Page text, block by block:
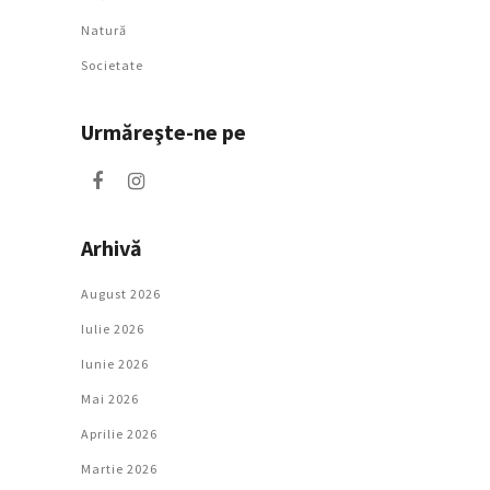
Natură
Societate
Urmăreşte-ne pe
Arhivă
August 2026
Iulie 2026
Iunie 2026
Mai 2026
Aprilie 2026
Martie 2026